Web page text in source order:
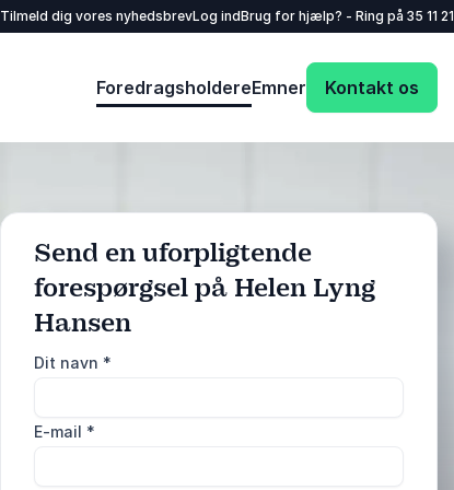
Tilmeld dig vores nyhedsbrevLog indBrug for hjælp? - Ring på 35 11
ForedragsholdereEmner Kontakt os
Send en uforpligtende
forespørgsel på Helen Lyng
Hansen
Dit navn *
E-mail *